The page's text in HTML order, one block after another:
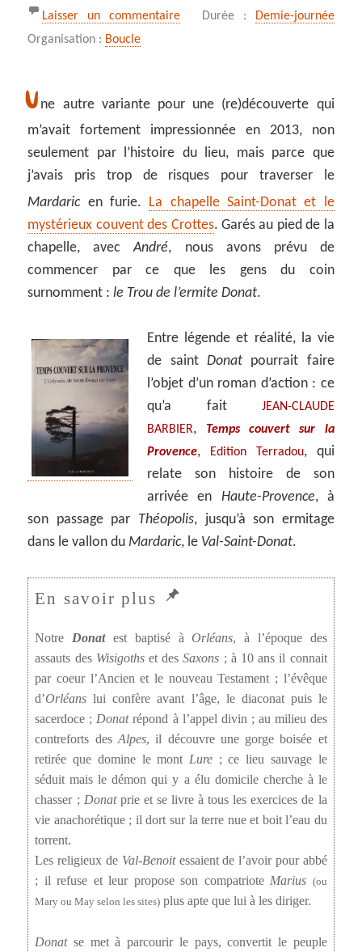
Laisser un commentaire
sur *** Le dernier refuge de saint
Durée :
Demie-journée
Organisation : Boucle
U ne autre variante pour une (re)découverte qui
m’avait fortement impressionnée en 2013, non
seulement par l’histoire du lieu, mais parce que
j’avais pris trop de risques pour traverser le
Mardaricen furie. La chapelle Saint-Donat et le
mystérieux couvent des Crottes. Garés au pied de la
chapelle, avecAndré, nous avons prévu de
commencer par ce que les gens du coin
surnomment :le Trou de l’ermite Donat.
Entre légende et réalité, la vie
de saint Donat pourrait faire
l’objet d’un roman d’action : ce
qu’a fait
JEAN-CLAUDE
BARBIER,
Temps couvert sur la
Provence, Edition Terradou, qui
relate son histoire de son
arrivée en Haute-Provence, à
son passage par Théopolis, jusqu’à son ermitage
dans le vallon du Mardaric, le Val-Saint-Donat.
NotreDonat est baptisé àOrléans, à l’époque des
assauts des Wisigothset desSaxons ; à 10 ans il connait
par coeur l’Ancien et le nouveau Testament ; l’évêque
d’Orléans lui confère avant l’âge, le diaconat puis le
sacerdoce ;Donatrépond à l’appel divin ; au milieu des
contreforts desAlpes, il découvre une gorge boisée et
retirée que domine le mont Lure ; ce lieu sauvage le
séduit mais le démon qui y a élu domicile cherche à le
chasser ; Donat prie et se livre à tous les exercices de la
vie anachorétique ; il dort sur la terre nue et boit l’eau du
torrent.
Les religieux de Val-Benoitessaient de l’avoir pour abbé
; il refuse et leur propose son compatrioteMarius (ou
Mary ou May selon les sites) plus apte que lui à les diriger.
Donatse met à parcourir le pays, convertit le peuple